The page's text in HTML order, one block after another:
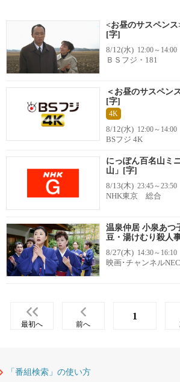
<お昼のサスペン
[字]
8/12(水) 12:00～14:00
ＢＳフジ・181
＜お昼のサスペン
[字]
4K
8/12(水) 12:00～14:00
BSフジ 4K
にっぽん百名山ミ
山」[字]
8/13(木) 23:45～23:50
NHK東京 総合
温泉仲居 小泉あつ
豆・湯けむり殺人
8/27(木) 14:30～16:10
映画･チャンネル
最初へ 前へ
1
「番組検索」の使い方